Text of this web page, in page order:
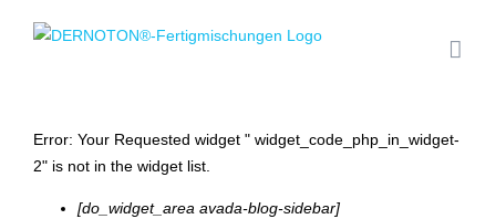
Inhalt
Error: Your Requested widget " widget_code_php_in_widget-
2" is not in the widget list.
[do_widget_area avada-blog-sidebar]